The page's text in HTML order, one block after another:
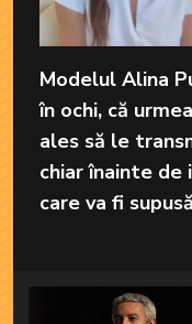
Modelul Alina
în ochi, că
ales să le
chiar înainte de
care va fi